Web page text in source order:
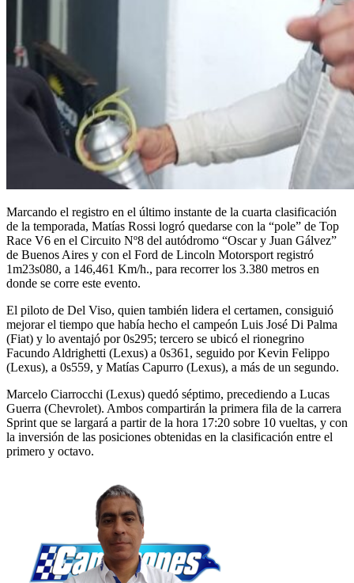
Marcando el registro en el último instante de la cuarta clasificación
de la temporada, Matías Rossi logró quedarse con la “pole” de Top
Race V6 en el Circuito Nº8 del autódromo “Oscar y Juan Gálvez”
de Buenos Aires y con el Ford de Lincoln Motorsport registró
1m23s080, a 146,461 Km/h., para recorrer los 3.380 metros en
donde se corre este evento.
El piloto de Del Viso, quien también lidera el certamen, consiguió
mejorar el tiempo que había hecho el campeón Luis José Di Palma
(Fiat) y lo aventajó por 0s295; tercero se ubicó el rionegrino
Facundo Aldrighetti (Lexus) a 0s361, seguido por Kevin Felippo
(Lexus), a 0s559, y Matías Capurro (Lexus), a más de un segundo.
Marcelo Ciarrocchi (Lexus) quedó séptimo, precediendo a Lucas
Guerra (Chevrolet). Ambos compartirán la primera fila de la carrera
Sprint que se largará a partir de la hora 17:20 sobre 10 vueltas, y con
la inversión de las posiciones obtenidas en la clasificación entre el
primero y octavo.